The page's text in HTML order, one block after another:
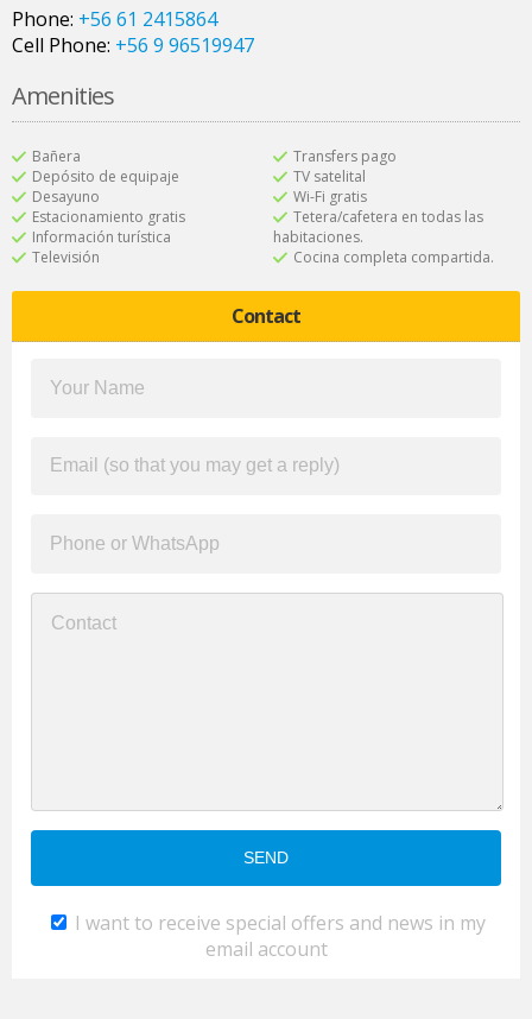
Phone: +56 61 2415864
Cell Phone: +56 9 96519947
Amenities
Bañera
Depósito de equipaje
Desayuno
Estacionamiento gratis
Información turística
Televisión
Transfers pago
TV satelital
Wi-Fi gratis
Tetera/cafetera en todas las
habitaciones.
Cocina completa compartida.
Contact
I want to receive special offers and news in my
email account